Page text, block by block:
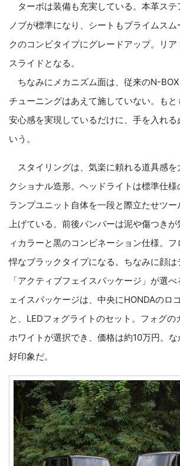
ターボは装備も充実している。本革ステ
ノブが標準になり、シートもプライムス
クのコンビタイプにグレードアップ。リ
スライドとなる。
ちなみにメカニズム面は、従来のN-
チューニングはあえて施していない。もと
安心感を実現しているだけに、手を入れる
いう。
スタイリングは、気楽に頼れる道具感を
クショナル造形。ヘッドライトは標準仕様
ランプユニット自体を一段と際立たせツ
上げている。前後バンパーは泥や傷つき
ィカラーと黒のコンビネーション仕様。
悍なブラックタイプになる。ちなみに顔
「アクティブフェイスパッケージ」が選
ェイスパッケージは、中央にHONDAのロ
と、LEDフォグライトのセット。フォグの
ホワイトが選択でき、価格は約10万円。
好印象だ。